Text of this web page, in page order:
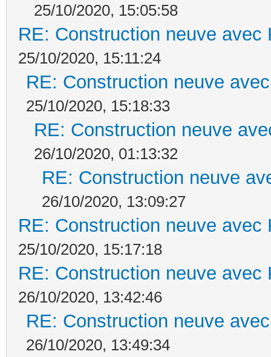
25/10/2020, 15:05:58
RE: Construction neuve avec
25/10/2020, 15:11:24
RE: Construction neuve
25/10/2020, 15:18:33
RE: Construction neuve
26/10/2020, 01:13:32
RE: Construction neuve
26/10/2020, 13:09:27
RE: Construction neuve avec
25/10/2020, 15:17:18
RE: Construction neuve avec
26/10/2020, 13:42:46
RE: Construction neuve
26/10/2020, 13:49:34